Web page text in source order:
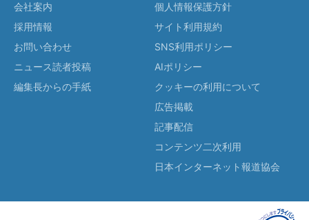
会社案内
採用情報
お問い合わせ
ニュース読者投稿
編集長からの手紙
個人情報保護方針
サイト利用規約
SNS利用ポリシー
AIポリシー
クッキーの利用について
広告掲載
記事配信
コンテンツ二次利用
日本インターネット報道協会